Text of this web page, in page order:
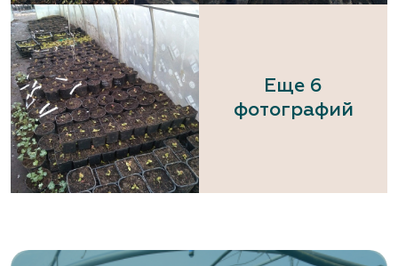
Еще 6
фотографий